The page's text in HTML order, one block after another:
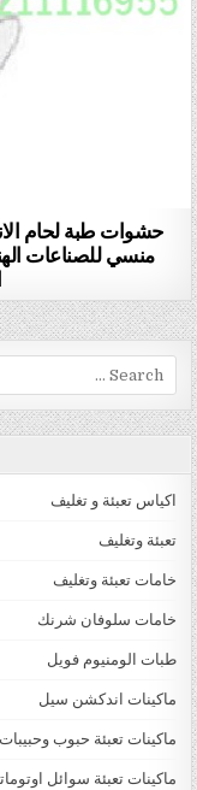
حشوات طبة لحام
منسي للصناعات
Search for:
اكياس تعبئة و تغليف
تعبئة وتغليف
خامات تعبئة وتغليف
خامات سلوفان شرنك
طبات الومنيوم فويل
ماكينات اندكشن سيل
ماكينات تعبئة حبوب وحبيبات
ماكينات تعبئة سوائل